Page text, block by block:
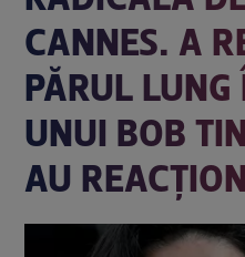
CANNES. A
PĂRUL
UNUI BOB
AU